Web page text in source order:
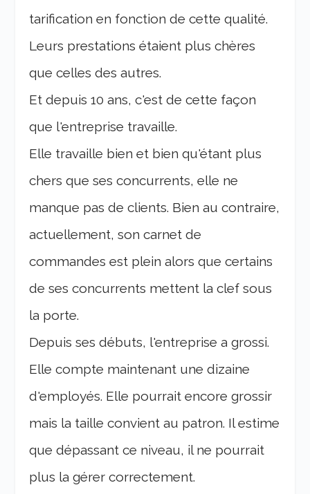
tarification en fonction de cette qualité.
Leurs prestations étaient plus chères
que celles des autres.
Et depuis 10 ans, c'est de cette façon
que l'entreprise travaille.
Elle travaille bien et bien qu'étant plus
chers que ses concurrents, elle ne
manque pas de clients. Bien au contraire,
actuellement, son carnet de
commandes est plein alors que certains
de ses concurrents mettent la clef sous
la porte.
Depuis ses débuts, l'entreprise a grossi.
Elle compte maintenant une dizaine
d'employés. Elle pourrait encore grossir
mais la taille convient au patron. Il estime
que dépassant ce niveau, il ne pourrait
plus la gérer correctement.